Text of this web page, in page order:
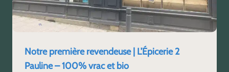
Notre première revendeuse | L’Épicerie 2
Pauline – 100% vrac et bio